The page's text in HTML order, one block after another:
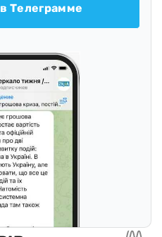
Телеграмме